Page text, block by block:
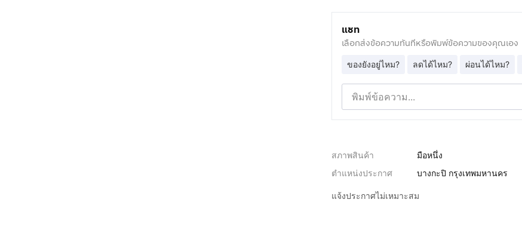
แชท
เลือกส่งข้อความทันทีหรือพิมพ์ข้อความของคุณเอง
ของยังอยู่ไหม? ลดได้ไหม? ผ่อนได้ไหม?
สภาพสินค้า มือหนึ่ง
ตำแหน่งประกาศ
บางกะปิ กรุงเทพมหานคร
แจ้งประกาศไม่เหมาะสม